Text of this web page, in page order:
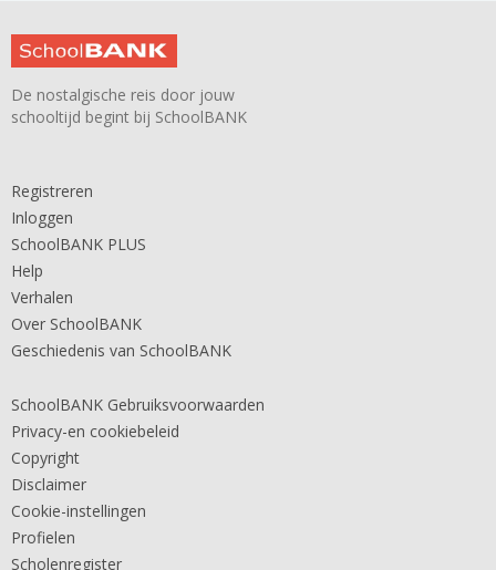
De nostalgische reis door jouw
schooltijd begint bij SchoolBANK
Registreren
Inloggen
SchoolBANK PLUS
Help
Verhalen
Over SchoolBANK
Geschiedenis van SchoolBANK
SchoolBANK Gebruiksvoorwaarden
Privacy-en cookiebeleid
Copyright
Disclaimer
Cookie-instellingen
Profielen
Scholenregister